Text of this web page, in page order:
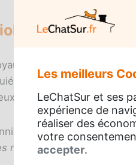
déjà testé
Uni est le premier
et mis en
personnes ont eu des
ont proclamé qu'il
médicaments ou de la
Les meilleurs
LeChatSur et ses
expérience de
réaliser des
votre
accepter.